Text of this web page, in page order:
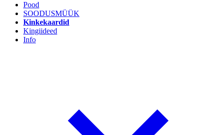
Pood
SOODUSMÜÜK
Kinkekaardid
Kingiideed
Info